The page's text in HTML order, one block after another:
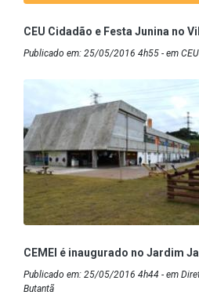
CEU Cidadão e Festa Junina no
Publicado em: 25/05/2016 4h55 - em CEU
CEMEI é inaugurado no Jardim
Publicado em: 25/05/2016 4h44 - em
Butantã